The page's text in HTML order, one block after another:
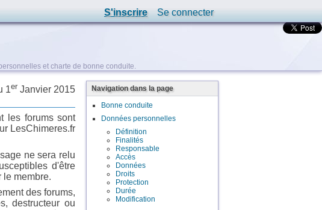
S'inscrire Se connecter
et charte de bonne conduite.
1er Janvier 2015
les forums sont
LesChimeres.fr
ne sera relu
d'être
le membre.
des forums,
destructeur ou
Navigation dans la page
Bonne conduite
Données personnelles
Définition
Finalités
Responsable
Accès
Données
Droits
Protection
Durée
Modification